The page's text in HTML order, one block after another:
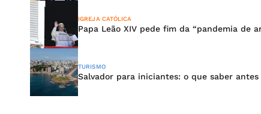
IGREJA CATÓLICA
Papa Leão XIV pede fim da “pandemia de
TURISMO
Salvador para iniciantes: o que saber